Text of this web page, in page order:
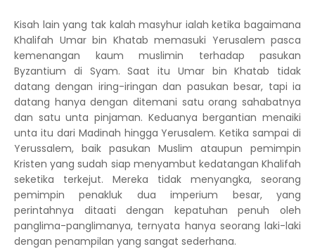
Kisah lain yang tak kalah masyhur ialah ketika bagaimana
Khalifah Umar bin Khatab memasuki Yerusalem pasca
kemenangan kaum muslimin terhadap pasukan
Byzantium di Syam. Saat itu Umar bin Khatab tidak
datang dengan iring-iringan dan pasukan besar, tapi ia
datang hanya dengan ditemani satu orang sahabatnya
dan satu unta pinjaman. Keduanya bergantian menaiki
unta itu dari Madinah hingga Yerusalem. Ketika sampai di
Yerussalem, baik pasukan Muslim ataupun pemimpin
Kristen yang sudah siap menyambut kedatangan Khalifah
seketika terkejut. Mereka tidak menyangka, seorang
pemimpin penakluk dua imperium besar, yang
perintahnya ditaati dengan kepatuhan penuh oleh
panglima-panglimanya, ternyata hanya seorang laki-laki
dengan penampilan yang sangat sederhana.